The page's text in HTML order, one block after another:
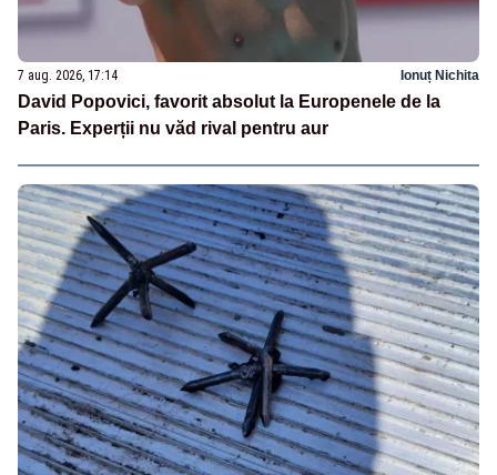
7 aug. 2026, 17:14 Ionuț Nichita
David Popovici, favorit absolut la Europenele de la
Paris. Experții nu văd rival pentru aur